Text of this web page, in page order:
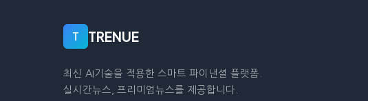
T TRENUE
최신 AI기술을 적용한 스마트 파이낸셜 플랫폼.
실시간뉴스, 프리미엄뉴스를 제공합니다.